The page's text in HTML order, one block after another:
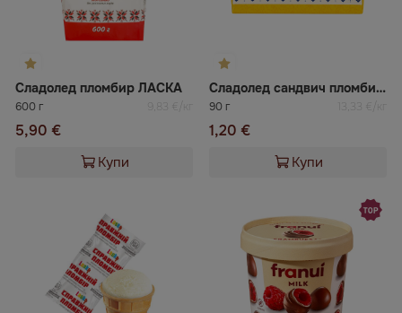
Сладолед пломбир ЛАСКА
600 г 9,83 €/кг
5,90 €
Купи
Сладолед сандвич пломбир ЛАСКА
90 г 13,33 €/кг
1,20 €
Купи